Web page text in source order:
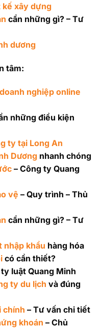
xây dựng
cần những gì? – Tư
dương
tâm:
nghiệp online
những điều kiện
ty tại Long An
Dương nhanh chóng
– Công ty Quang
vệ – Quy trình – Thủ
cần những gì? – Tư
nhập khẩu hàng hóa
có cần thiết?
luật Quang Minh
ty du lịch và đúng
chính – Tư vấn chi tiết
khoán – Chủ